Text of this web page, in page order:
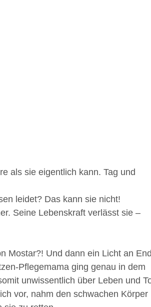
als sie eigentlich kann. Tag und
leidet? Das kann sie nicht!
Seine Lebenskraft verlässt sie –
Mostar?! Und dann ein Licht an
Pflegemama ging genau in dem
unwissentlich über Leben und
vor, nahm den schwachen Körper